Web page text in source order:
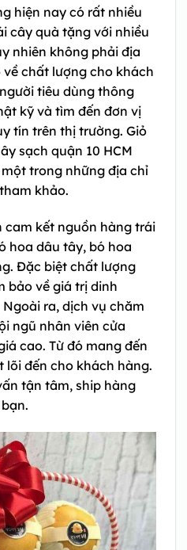
hiện nay có rất nhiều
cây quà tặng với nhiều
nhiên không phải địa
chất lượng cho khách
tiêu dùng thông
kỹ và tìm đến đơn vị
tín trên thị trường. Giỏ
sạch quận 10 HCM
trong những địa chỉ
khảo.
cam kết nguồn hàng trái
hoa dâu tây, bó hoa
Đặc biệt chất lượng
bảo về giá trị dinh
ra, dịch vụ chăm
ngũ nhân viên cửa
cao. Từ đó mang đến
lõi đến cho khách hàng.
tận tâm, ship hàng